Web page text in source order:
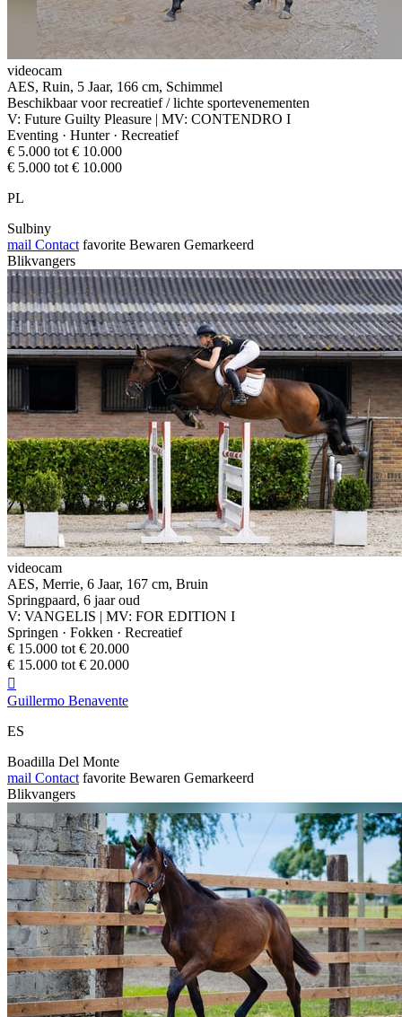
videocam
AES, Ruin, 5 Jaar, 166 cm, Schimmel
Beschikbaar voor recreatief / lichte sportevenementen
V: Future Guilty Pleasure | MV: CONTENDRO I
Eventing · Hunter · Recreatief
€ 5.000 tot € 10.000
€ 5.000 tot € 10.000
PL
Sulbiny
mail Contact favorite Bewaren Gemarkeerd
Blikvangers
videocam
AES, Merrie, 6 Jaar, 167 cm, Bruin
Springpaard, 6 jaar oud
V: VANGELIS | MV: FOR EDITION I
Springen · Fokken · Recreatief
€ 15.000 tot € 20.000
€ 15.000 tot € 20.000

Guillermo Benavente
ES
Boadilla Del Monte
mail Contact favorite Bewaren Gemarkeerd
Blikvangers